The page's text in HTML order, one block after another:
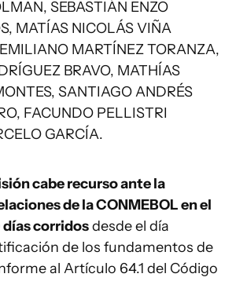
SEBASTIÁN ENZO
MATÍAS NICOLÁS VIÑA
MARTÍNEZ TORANZA,
BRAVO, MATHÍAS
SANTIAGO ANDRÉS
FACUNDO PELLISTRI
GARCÍA.
cabe recurso ante la
de la CONMEBOL en el
días corridosdesde el día
de los fundamentos de
al Artículo 64.1 del Código